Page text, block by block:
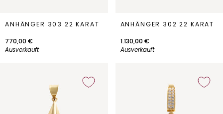
Anhänger
303
22
Karat
ANHÄNGER 303 22 KARAT
770,00 €
Ausverkauft
Anhänger
302
22
Karat
ANHÄNGER 302 22 KARAT
1.130,00 €
Ausverkauft